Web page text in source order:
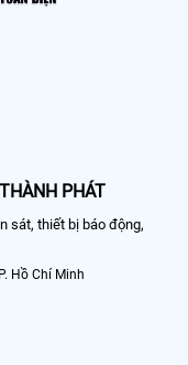
PHÁT
sát, thiết bị báo động,
Hồ Chí Minh